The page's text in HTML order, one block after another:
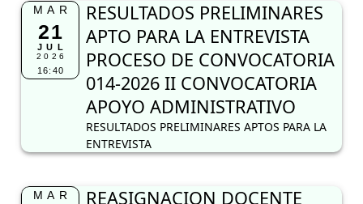
MAR
21
JUL
2026
16:40
RESULTADOS PRELIMINARES
APTO PARA LA ENTREVISTA
PROCESO DE CONVOCATORIA
014-2026 II CONVOCATORIA
APOYO ADMINISTRATIVO
RESULTADOS PRELIMINARES APTOS PARA LA
ENTREVISTA
MAR
REASIGNACION DOCENTE